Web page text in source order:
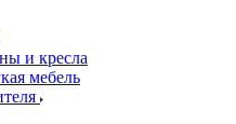
и кресла
мебель